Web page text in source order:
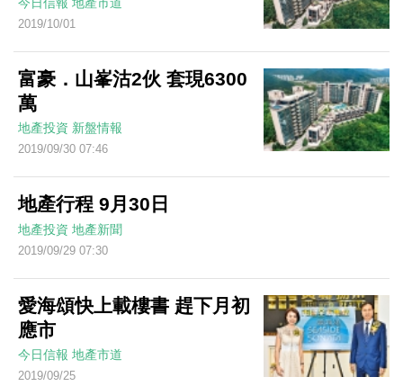
2019/10/01
富豪．山峯沽2伙 套現6300
萬
地產投資 新盤情報
2019/09/30 07:46
地產行程 9月30日
地產投資 地產新聞
2019/09/29 07:30
愛海頌快上載樓書 趕下月初
應市
今日信報 地產市道
2019/09/25